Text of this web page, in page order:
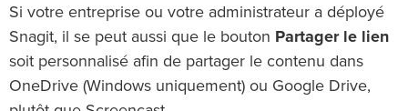
Si votre entreprise ou votre administrateur a déployé
Snagit, il se peut aussi que le bouton Partager le lien
soit personnalisé afin de partager le contenu dans
OneDrive (Windows uniquement) ou Google Drive,